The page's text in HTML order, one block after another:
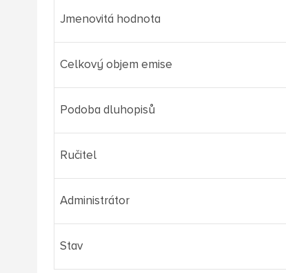
Jmenovitá hodnota
Celkový objem emise
Podoba dluhopisů
Ručitel
Administrátor
Stav